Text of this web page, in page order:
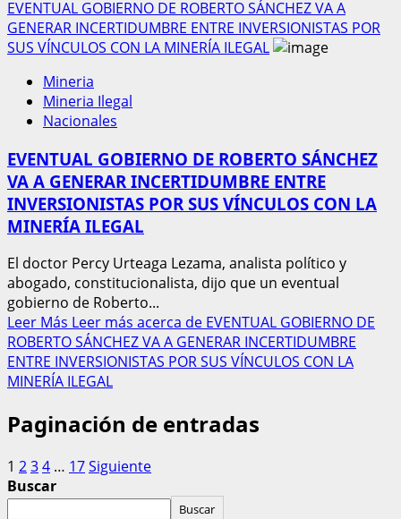
EVENTUAL GOBIERNO DE ROBERTO SÁNCHEZ VA A
GENERAR INCERTIDUMBRE ENTRE INVERSIONISTAS POR
SUS VÍNCULOS CON LA MINERÍA ILEGAL
Mineria
Mineria Ilegal
Nacionales
EVENTUAL GOBIERNO DE ROBERTO SÁNCHEZ
VA A GENERAR INCERTIDUMBRE ENTRE
INVERSIONISTAS POR SUS VÍNCULOS CON LA
MINERÍA ILEGAL
El doctor Percy Urteaga Lezama, analista político y
abogado, constitucionalista, dijo que un eventual
gobierno de Roberto...
Leer Más Leer más acerca de EVENTUAL GOBIERNO DE
ROBERTO SÁNCHEZ VA A GENERAR INCERTIDUMBRE
ENTRE INVERSIONISTAS POR SUS VÍNCULOS CON LA
MINERÍA ILEGAL
Paginación de entradas
1 234 … 17Siguiente
Buscar
Buscar